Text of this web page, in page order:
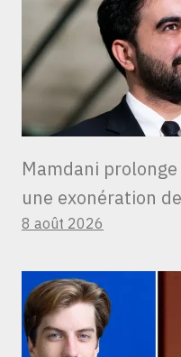
Mamdani
une exonération
8 août 2026